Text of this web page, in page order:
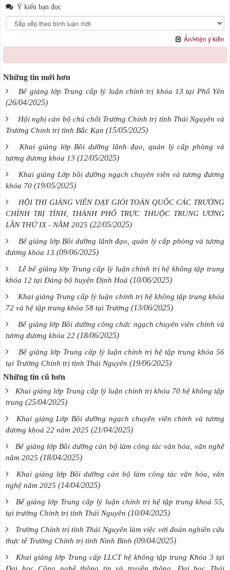
Ý kiến bạn đọc
Ẩn/Hiện ý kiến
Những tin mới hơn
Bế giảng lớp Trung cấp lý luận chính trị khóa 13 tại Phổ Yên
(26/04/2025)
Hội nghị cán bộ chủ chốt Trường Chính trị tỉnh Thái Nguyên và
Trường Chính trị tỉnh Bắc Kạn (15/05/2025)
Khai giảng lớp Bồi dưỡng lãnh đạo, quản lý cấp phòng và
tương đương khóa 13 (12/05/2025)
Khai giảng Lớp bồi dưỡng ngạch chuyên viên và tương đương
khóa 70 (19/05/2025)
HỘI THI GIẢNG VIÊN DẠY GIỎI TOÀN QUỐC CÁC TRƯỜNG
CHÍNH TRỊ TỈNH, THÀNH PHỐ TRỰC THUỘC TRUNG ƯƠNG
LẦN THỨ IX - NĂM 2025 (22/05/2025)
Bế giảng lớp Bồi dưỡng lãnh đạo, quản lý cấp phòng và tương
đương khóa 13 (09/06/2025)
Lễ bế giảng lớp Trung cấp lý luận chính trị hệ không tập trung
khóa 12 tại Đảng bộ huyện Định Hoá (10/06/2025)
Khai giảng Trung cấp lý luận chính trị hệ không tập trung khóa
72 và hệ tập trung khóa 58 tại Trường (13/06/2025)
Bế giảng lớp Bồi dưỡng công chức ngạch chuyên viên chính và
tương đương khóa 22 (18/06/2025)
Bế giảng lớp Trung cấp lý luận chính trị hệ tập trung khóa 56
tại Trường Chính trị tỉnh Thái Nguyên (19/06/2025)
Những tin cũ hơn
Khai giảng lớp Trung cấp lý luận chính trị khóa 70 hệ không tập
trung (25/04/2025)
Khai giảng Lớp Bồi dưỡng ngạch chuyên viên chính và tương
đương khoá 22 năm 2025 (21/04/2025)
Bế giảng lớp Bồi dưỡng cán bộ làm công tác văn hóa, văn nghệ
năm 2025 (18/04/2025)
Khai giảng lớp Bồi dưỡng cán bộ làm công tác văn hóa, văn
nghệ năm 2025 (14/04/2025)
Bế giảng lớp Trung cấp lý luận chính trị hệ tập trung khoá 55,
tại trường Chính trị tỉnh Thái Nguyên (10/04/2025)
Trường Chính trị tỉnh Thái Nguyên làm việc với đoàn nghiên cứu
thực tế Trường Chính trị tỉnh Ninh Bình (09/04/2025)
Khai giảng lớp Trung cấp LLCT hệ không tập trung Khóa 3 tại